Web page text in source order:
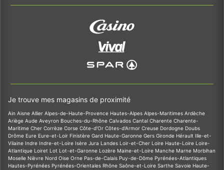
Je trouve mes magasins de proximité
Ain Aisne Allier Alpes-de-Haute-Provence Hautes-Alpes Alpes-Maritimes Ardèche
Ariège Aude Aveyron Bouches-du-Rhône Calvados Cantal Charente Charente-
Maritime Cher Corrèze Corse Côte-d'Or Côtes-d'Armor Creuse Dordogne Doubs
Drôme Eure Eure-et-Loir Finistère Gard Haute-Garonne Gers Gironde Hérault Ille-et-
Vilaine Indre Indre-et-Loire Isère Jura Landes Loir-et-Cher Loire Haute-Loire Loire-
Atlantique Loiret Lot Lot-et-Garonne Lozère Maine-et-Loire Manche Marne Morbihan
Moselle Nièvre Nord Oise Orne Pas-de-Calais Puy-de-Dôme Pyrénées-Atlantiques
Hautes-Pyrénées Pyrénées-Orientales Rhône Saône-et-Loire Sarthe Savoie Haute-